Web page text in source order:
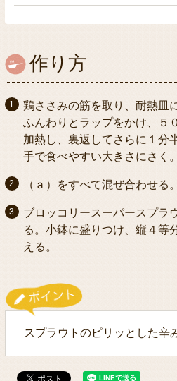
作り方
鶏ささみの筋を取り、耐熱皿
ふんわりとラップをかけ、５
加熱し、裏返してさらに１分
手で食べやすい大きさにさく。
（ａ）をすべて混ぜ合わせる。
ブロッコリースーパースプラ
る。小鉢に盛りつけ、縦４等
える。
スプラウトのピリッとした辛